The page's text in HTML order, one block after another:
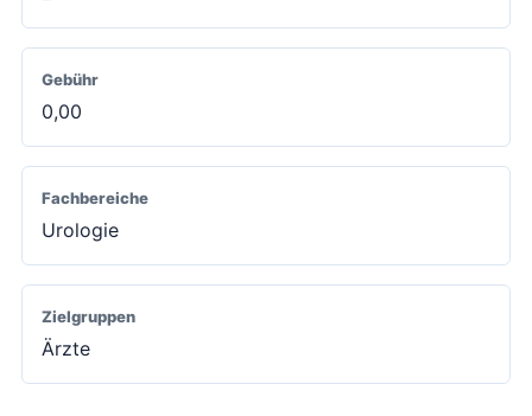
Gebühr
0,00
Fachbereiche
Urologie
Zielgruppen
Ärzte